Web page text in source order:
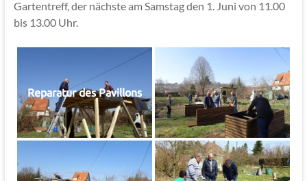
Gartentreff, der nächste am Samstag den 1. Juni von 11.00
bis 13.00 Uhr.
Reparatur des Pavillons